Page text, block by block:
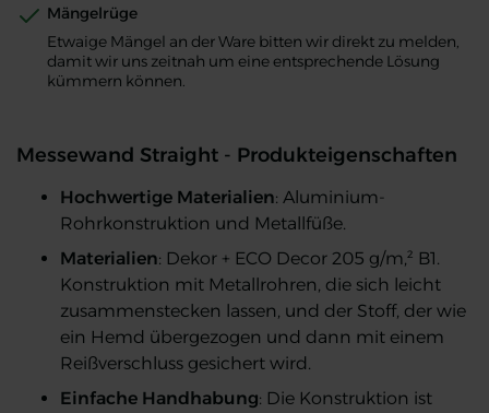
Mängelrüge
Etwaige Mängel an der Ware bitten wir direkt zu melden,
damit wir uns zeitnah um eine entsprechende Lösung
kümmern können.
Messewand Straight - Produkteigenschaften
Hochwertige Materialien: Aluminium-
Rohrkonstruktion und Metallfüße.
Materialien: Dekor + ECO Decor 205 g/m,² B1.
Konstruktion mit Metallrohren, die sich leicht
zusammenstecken lassen, und der Stoff, der wie
ein Hemd übergezogen und dann mit einem
Reißverschluss gesichert wird.
Einfache Handhabung: Die Konstruktion ist